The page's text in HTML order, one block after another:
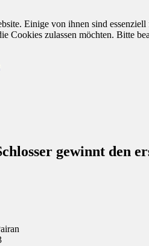
gewinnt den
Einige von ihnen sind
Cookies zulassen möchten. Bitte